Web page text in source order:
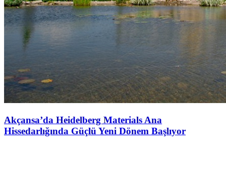
Akçansa’da Heidelberg Materials Ana
Hissedarlığında Güçlü Yeni Dönem Başlıyor